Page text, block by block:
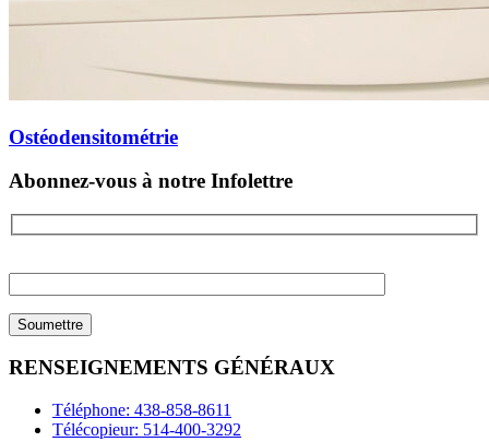
Ostéodensitométrie
Abonnez-vous à notre Infolettre
field
empty.
RENSEIGNEMENTS GÉNÉRAUX
Téléphone: 438-858-8611
Télécopieur: 514-400-3292